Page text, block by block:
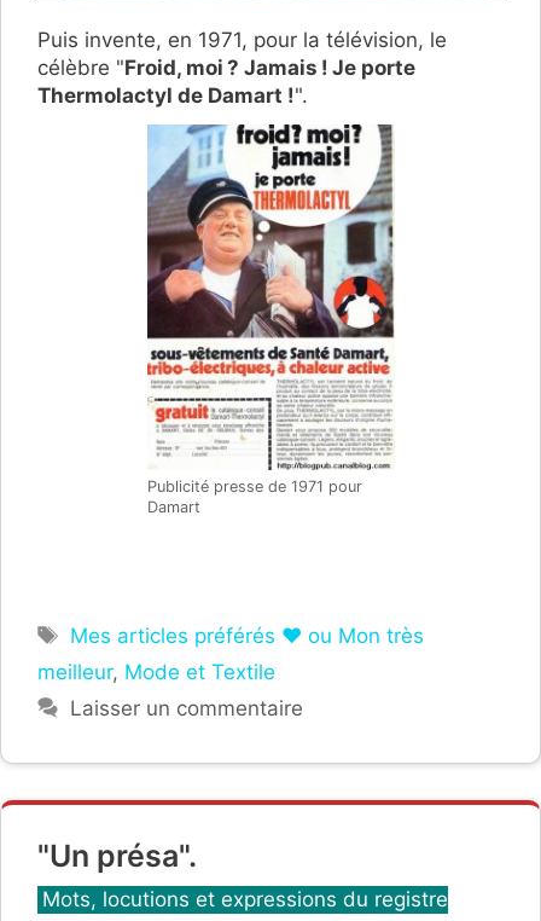
Puis invente, en 1971, pour la télévision, le
célèbre "Froid, moi ? Jamais ! Je porte
Thermolactyl de Damart !".
Publicité presse de 1971 pour
Damart
Étiquettes
Mes articles préférés ❤ ou Mon très
meilleur, Mode et Textile
Laisser un commentaire
"Un présa".
Catégories
Mots, locutions et expressions du registre